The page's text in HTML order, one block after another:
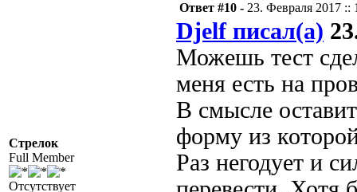
Стрелок
Full Member
Отсутствует
Ответ #10 - 23. Февраля 2017 ::
Djelf писал(а)
Можешь тест
меня есть на
В смысле
форму из
Раз негодует и